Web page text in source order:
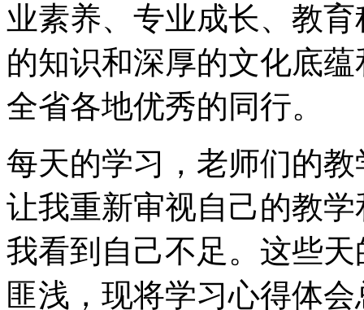
业素养、专业成长、教
的知识和深厚的文化底
全省各地优秀的同行。
每天的学习，老师们的
让我重新审视自己的教
我看到自己不足。这些
匪浅，现将学习心得体